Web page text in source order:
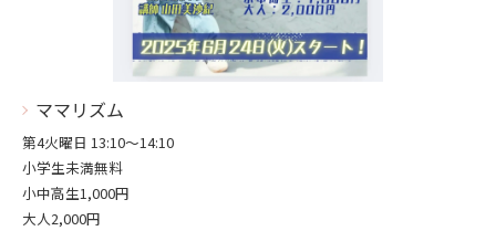
ママリズム
第4火曜日 13:10〜14:10
小学生未満無料
小中高生1,000円
大人2,000円